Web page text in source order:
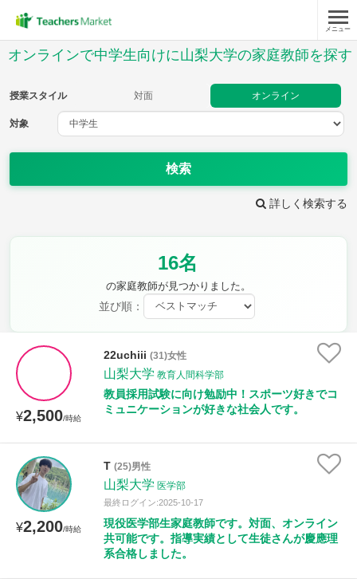
メニュー
オンラインで中学生向けに山梨大学の家庭教師を探す
授業スタイル 対面 オンライン
対象
検索
詳しく検索する
16名
の家庭教師が見つかりました。
並び順：
¥2,500/時給
22uchiii (31)女性
山梨大学 教育人間科学部
教員採用試験に向け勉励中！スポーツ好きでコ
ミュニケーションが好きな社会人です。
¥2,200/時給
T (25)男性
山梨大学 医学部
最終ログイン:2025-10-17
現役医学部生家庭教師です。対面、オンライン
共可能です。指導実績として生徒さんが慶應理
系合格しました。
教科
音楽
時給：¥1,000 ～ ¥10,000
授業可能日
土曜日 日曜日
所属大学